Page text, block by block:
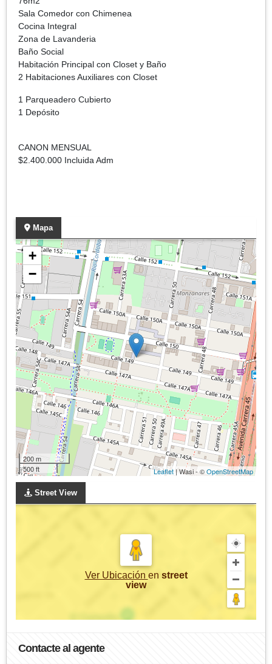
Sala Comedor con Chimenea
Cocina Integral
Zona de Lavanderia
Baño Social
Habitación Principal con Closet y Baño
2 Habitaciones Auxiliares con Closet
1 Parqueadero Cubierto
1 Depósito
CANON MENSUAL
$2.400.000 Incluida Adm
Mapa
+
−
200 m
500 ft
Leaflet| Wasi - ©OpenStreetMap
Street View
Ver Ubicación en street
view
Contacte al agente